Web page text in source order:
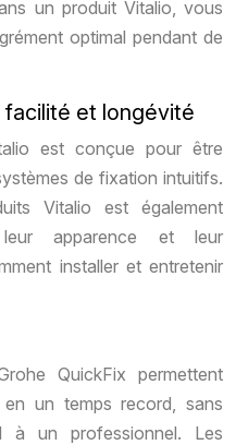
un produit Vitalio, vous
optimal pendant de
facilité et longévité
est conçue pour être
de fixation intuitifs.
Vitalio est également
apparence et leur
installer et entretenir
QuickFix permettent
en un temps record, sans
à un professionnel. Les